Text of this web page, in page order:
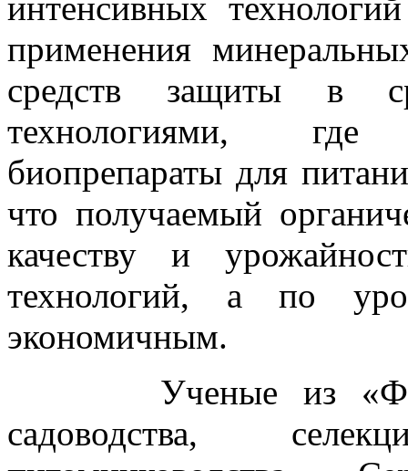
интенсивных
применения
средств защиты в
технологиями, где
биопрепараты для
что получаемый
качеству и
технологий, а по
экономичным.
Ученые из
садоводства,